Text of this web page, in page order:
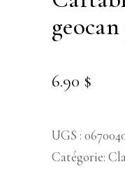
6.90 $
UGS :
Catégorie: